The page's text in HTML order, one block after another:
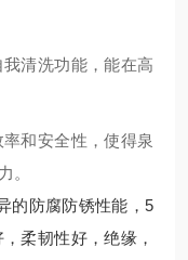
清洗功能，能在高
和安全性，使得泉
。
的防腐防锈性能，5
柔韧性好，绝缘，